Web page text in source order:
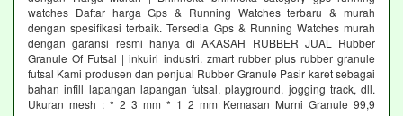
watches Daftar harga Gps & Running Watches terbaru & murah
dengan spesifikasi terbaik. Tersedia Gps & Running Watches murah
dengan garansi resmi hanya di AKASAH RUBBER JUAL Rubber
Granule Of Futsal | inkuiri industri. zmart rubber plus rubber granule
futsal Kami produsen dan penjual Rubber Granule Pasir karet sebagai
bahan infill lapangan lapangan futsal, playground, jogging track, dll.
Ukuran mesh : * 2 3 mm * 1 2 mm Kemasan Murni Granule 99,9